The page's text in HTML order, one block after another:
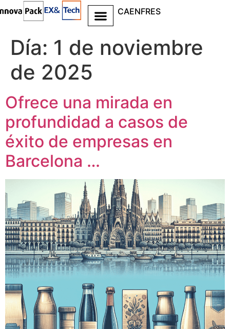
CAENFRES
contenido
Día: 1 de noviembre
de 2025
Ofrece una mirada en
profundidad a casos de
éxito de empresas en
Barcelona …